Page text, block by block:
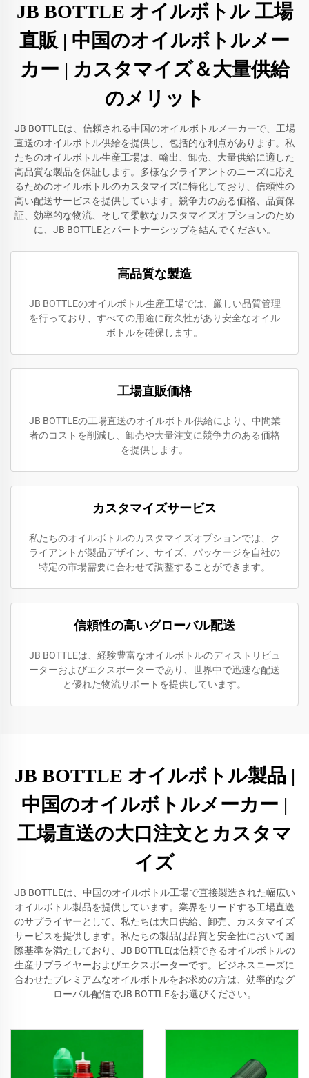
JB BOTTLE オイルボトル 工場
直販 | 中国のオイルボトルメー
カー | カスタマイズ＆大量供給
のメリット
JB BOTTLEは、信頼される中国のオイルボトルメーカーで、工場
直送のオイルボトル供給を提供し、包括的な利点があります。私
たちのオイルボトル生産工場は、輸出、卸売、大量供給に適した
高品質な製品を保証します。多様なクライアントのニーズに応え
るためのオイルボトルのカスタマイズに特化しており、信頼性の
高い配送サービスを提供しています。競争力のある価格、品質保
証、効率的な物流、そして柔軟なカスタマイズオプションのため
に、JB BOTTLEとパートナーシップを結んでください。
高品質な製造
JB BOTTLEのオイルボトル生産工場では、厳しい品質管理
を行っており、すべての用途に耐久性があり安全なオイル
ボトルを確保します。
工場直販価格
JB BOTTLEの工場直送のオイルボトル供給により、中間業
者のコストを削減し、卸売や大量注文に競争力のある価格
を提供します。
カスタマイズサービス
私たちのオイルボトルのカスタマイズオプションでは、ク
ライアントが製品デザイン、サイズ、パッケージを自社の
特定の市場需要に合わせて調整することができます。
信頼性の高いグローバル配送
JB BOTTLEは、経験豊富なオイルボトルのディストリビュ
ーターおよびエクスポーターであり、世界中で迅速な配送
と優れた物流サポートを提供しています。
JB BOTTLE オイルボトル製品 |
中国のオイルボトルメーカー |
工場直送の大口注文とカスタマ
イズ
JB BOTTLEは、中国のオイルボトル工場で直接製造された幅広い
オイルボトル製品を提供しています。業界をリードする工場直送
のサプライヤーとして、私たちは大口供給、卸売、カスタマイズ
サービスを提供します。私たちの製品は品質と安全性において国
際基準を満たしており、JB BOTTLEは信頼できるオイルボトルの
生産サプライヤーおよびエクスポーターです。ビジネスニーズに
合わせたプレミアムなオイルボトルをお求めの方は、効率的なグ
ローバル配信でJB BOTTLEをお選びください。